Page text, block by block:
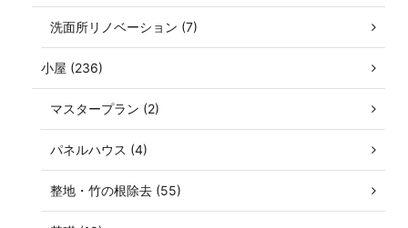
洗面所リノベーション (7)
小屋 (236)
マスタープラン (2)
パネルハウス (4)
整地・竹の根除去 (55)